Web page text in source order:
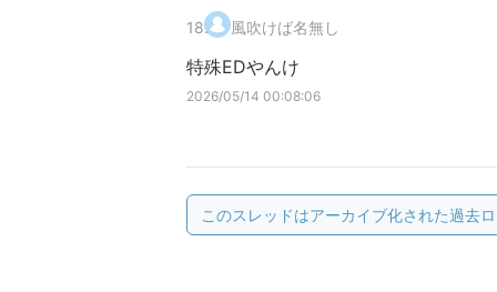
18. 風吹けば名無し
特殊EDやんけ
2026/05/14 00:08:06
このスレッドはアーカイブ化された過去ロ